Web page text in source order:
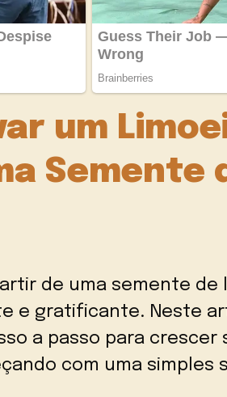
um
Semente
de uma semente de
e gratificante. Neste
a passo para crescer
com uma simples